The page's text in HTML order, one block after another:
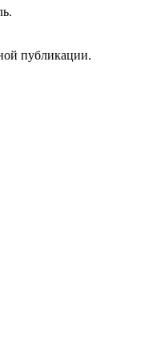
публикации.